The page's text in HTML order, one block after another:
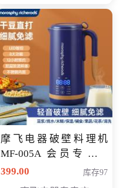
摩飞电器破壁料理机
MF-005A 会员专享价
198元
399.00 库存97